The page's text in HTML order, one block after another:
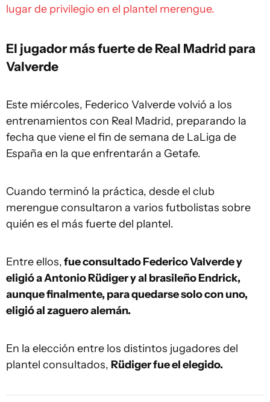
lugar de privilegio en el plantel merengue.
El jugador más fuerte de Real Madrid para
Valverde
Este miércoles, Federico Valverde volvió a los
entrenamientos con Real Madrid, preparando la
fecha que viene el fin de semana de LaLiga de
España en la que enfrentarán a Getafe.
Cuando terminó la práctica, desde el club
merengue consultaron a varios futbolistas sobre
quién es el más fuerte del plantel.
Entre ellos,fue consultado Federico Valverde y
eligió a Antonio Rüdiger y al brasileño Endrick,
aunque finalmente, para quedarse solo con uno,
eligió al zaguero alemán.
En la elección entre los distintos jugadores del
plantel consultados, Rüdiger fue el elegido.